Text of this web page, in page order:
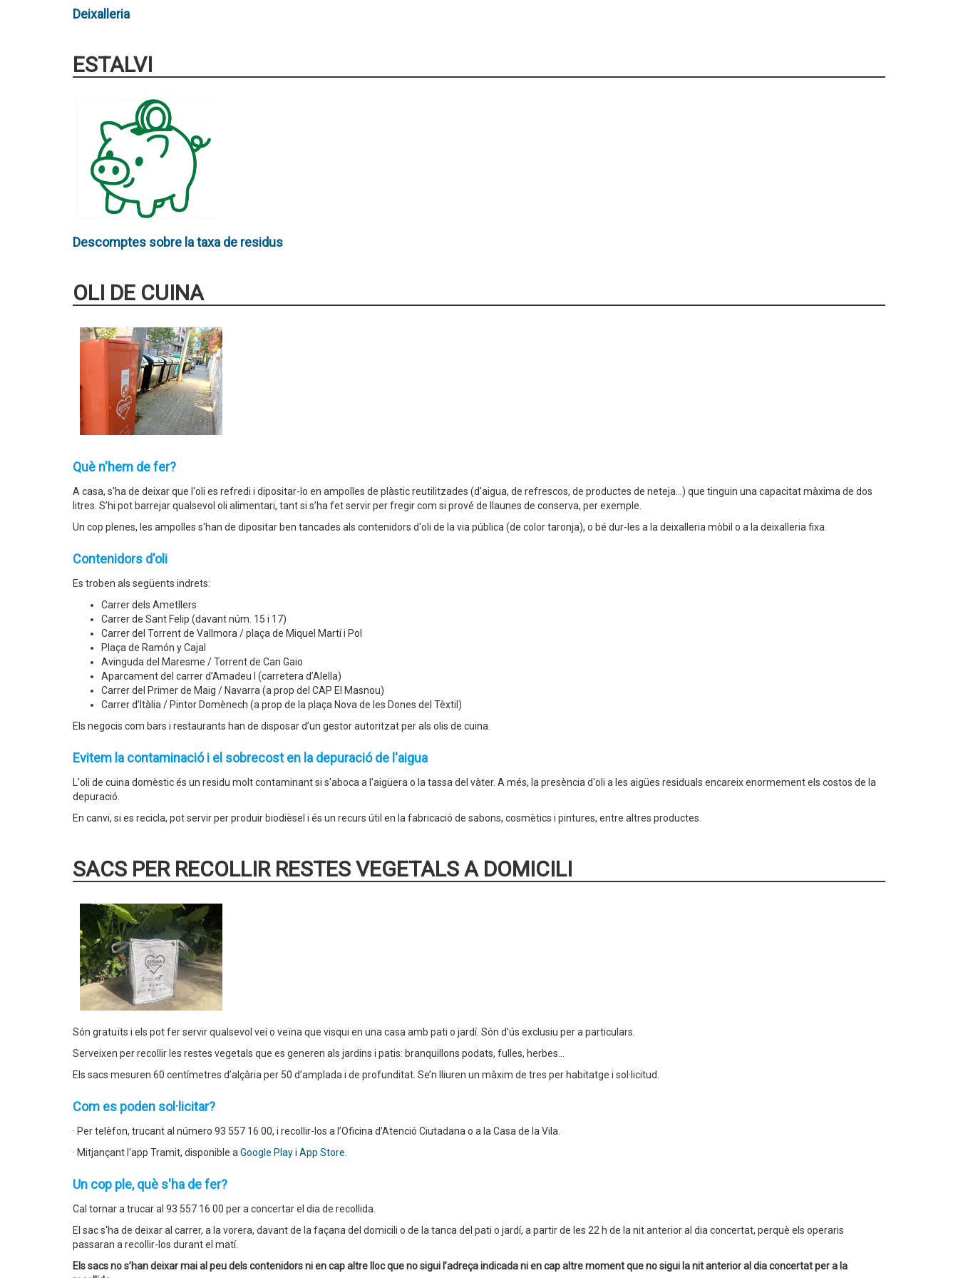
Deixalleria
ESTALVI
Descomptes sobre la taxa de residus
OLI DE CUINA
Què n'hem de fer?
A casa, s'ha de deixar que l'oli es refredi i dipositar-lo en ampolles de plàstic reutilitzades (d'aigua, de refrescos, de productes de neteja...) que tinguin una capacitat màxima de dos
litres. S’hi pot barrejar qualsevol oli alimentari, tant si s’ha fet servir per fregir com si prové de llaunes de conserva, per exemple.
Un cop plenes, les ampolles s'han de dipositar ben tancades als contenidors d'oli de la via pública (de color taronja), o bé dur-les a la deixalleria mòbil o a la deixalleria fixa.
Contenidors d'oli
Es troben als següents indrets:
Carrer dels Ametllers
Carrer de Sant Felip (davant núm. 15 i 17)
Carrer del Torrent de Vallmora / plaça de Miquel Martí i Pol
Plaça de Ramón y Cajal
Avinguda del Maresme / Torrent de Can Gaio
Aparcament del carrer d’Amadeu I (carretera d’Alella)
Carrer del Primer de Maig / Navarra (a prop del CAP El Masnou)
Carrer d’Itàlia / Pintor Domènech (a prop de la plaça Nova de les Dones del Tèxtil)
Els negocis com bars i restaurants han de disposar d’un gestor autoritzat per als olis de cuina.
Evitem la contaminació i el sobrecost en la depuració de l'aigua
L'oli de cuina domèstic és un residu molt contaminant si s'aboca a l'aigüera o la tassa del vàter. A més, la presència d'oli a les aigües residuals encareix enormement els costos de la
depuració.
En canvi, si es recicla, pot servir per produir biodièsel i és un recurs útil en la fabricació de sabons, cosmètics i pintures, entre altres productes.
SACS PER RECOLLIR RESTES VEGETALS A DOMICILI
Són gratuïts i els pot fer servir qualsevol veí o veïna que visqui en una casa amb pati o jardí. Són d'ús exclusiu per a particulars.
Serveixen per recollir les restes vegetals que es generen als jardins i patis: branquillons podats, fulles, herbes...
Els sacs mesuren 60 centímetres d’alçària per 50 d’amplada i de profunditat. Se’n lliuren un màxim de tres per habitatge i sol·licitud.
Com es poden sol·licitar?
· Per telèfon, trucant al número 93 557 16 00, i recollir-los a l’Oficina d’Atenció Ciutadana o a la Casa de la Vila.
· Mitjançant l'app Tramit, disponible a Google Playi App Store
Un cop ple, què s'ha de fer?
Cal tornar a trucar al 93 557 16 00 per a concertar el dia de recollida.
El sac s'ha de deixar al carrer, a la vorera, davant de la façana del domicili o de la tanca del pati o jardí, a partir de les 22 h de la nit anterior al dia concertat, perquè els operaris
passaran a recollir-los durant el matí.
Els sacs no s’han deixar mai al peu dels contenidors ni en cap altre lloc que no sigui l’adreça indicada ni en cap altre moment que no sigui la nit anterior al dia concertat per a la